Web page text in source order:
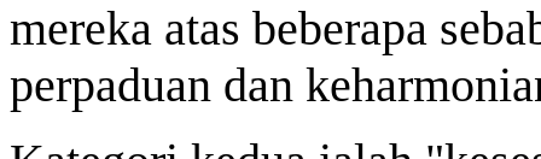
mereka atas beberapa
perpaduan dan